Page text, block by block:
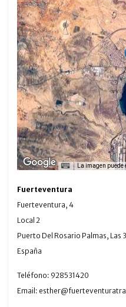
La imagen
Fuerteventura
Fuerteventura, 4
Local 2
Puerto Del Rosario Palmas, Las
España
Teléfono: 928531420
Email: